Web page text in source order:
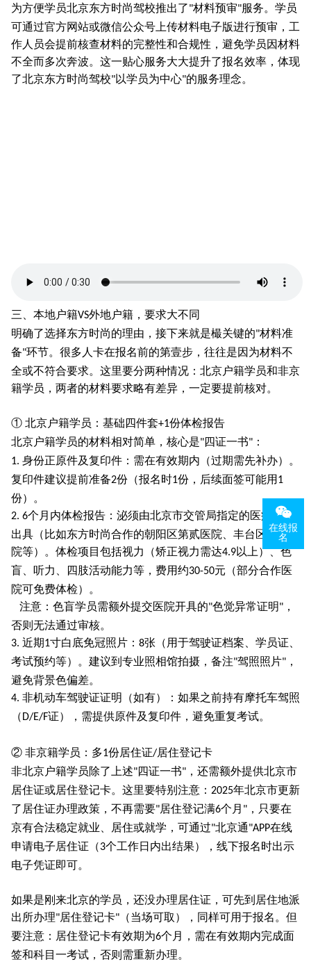
为方便学员北京东方时尚驾校推出了"材料预审"服务。学员
可通过官方网站或微信公众号上传材料电子版进行预审，工
作人员会提前核查材料的完整性和合规性，避免学员因材料
不全而多次奔波。这一贴心服务大大提升了报名效率，体现
了北京东方时尚驾校"以学员为中心"的服务理念。
三、本地户籍VS外地户籍，要求大不同
明确了选择东方时尚的理由，接下来就是樶关键的"材料准
备"环节。很多人卡在报名前的第壹步，往往是因为材料不
全或不符合要求。这里要分两种情况：北京户籍学员和非京
籍学员，两者的材料要求略有差异，一定要提前核对。
① 北京户籍学员：基础四件套+1份体检报告
北京户籍学员的材料相对简单，核心是"四证一书"：
1. 身份正原件及复印件：需在有效期内（过期需先补办）。
复印件建议提前准备2份（报名时1份，后续面签可能用 1
份）。
2. 6个月内体检报告：泌须由北京市交管局指定的医疗机构
出具（比如东方时尚合作的朝阳区第贰医院、丰台区铁营医
院等）。体检项目包括视力（矫正视力需达4.9以上）、色
盲、听力、四肢活动能力等，费用约30-50元（部分合作医
院可免费体检）。
注意：色盲学员需额外提交医院开具的"色觉异常证明"，
否则无法通过审核。
3. 近期1寸白底免冠照片： 8张（用于驾驶证档案、学员证、
考试预约等）。建议到专业照相馆拍摄，备注"驾照照片"，
避免背景色偏差。
4. 非机动车驾驶证证明（如有）：如果之前持有摩托车驾照
（ D/E/F证），需提供原件及复印件，避免重复考试。
② 非京籍学员：多1份居住证/居住登记卡
非北京户籍学员除了上述"四证一书"，还需额外提供北京市
居住证或居住登记卡。这里要特别注意： 2025年北京市更新
了居住证办理政策，不再需要"居住登记满6个月 "，只要在
京有合法稳定就业、居住或就学，可通过"北京通"APP在线
申请电子居住证（3个工作日内出结果），线下报名时出示
电子凭证即可。
如果是刚来北京的学员，还没办理居住证，可先到居住地派
出所办理"居住登记卡"（当场可取），同样可用于报名。但
要注意：居住登记卡有效期为6个月，需在有效期内完成面
签和科目一考试，否则需重新办理。
在线报
名